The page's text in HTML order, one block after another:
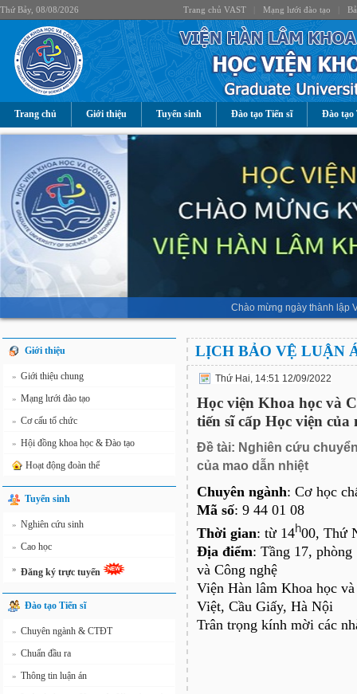
Thứ Bảy, 08/08/2026 Trang chủ VAST Mạng lưới đào tạo
Trang chủ Giới thiệu Tuyển sinh Đào tạo Tiến sĩ Đào tạo
Chào mừng ngày thành lập
Giới thiệu
» Giới thiệu chung
» Mạng lưới đào tạo
» Cơ cấu tổ chức
» Hội đồng khoa học & Đào tạo
Hoạt động đoàn thể
Tuyển sinh
» Nghiên cứu sinh
» Cao học
» Đăng ký trực tuyến
Đào tạo Tiến sĩ
» Chuyên ngành & CTĐT
» Chuẩn đầu ra
» Thông tin luận án
LỊCH BẢO VỆ LUẬN
Thứ Hai, 14:51 12/09/2022
Học viện Khoa học và
tiến sĩ cấp Học viện
Đề tài: Nghiên cứu
của mao dẫn nhiệt
Chuyên ngành: Cơ học
Mã số: 9 44 01 08
Thời gian: từ 14h00, Thứ
Địa điểm: Tầng 17,
và Công nghệ
Viện Hàn lâm Khoa học
Việt, Cầu Giấy, Hà Nội
Trân trọng kính mời các